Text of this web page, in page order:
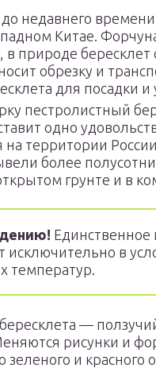
недавнего
Китае.
в природе
обрезку и
для посадки
пестролистный
одно
территории
более
грунте и в
исключительно в
температур.
—
рисунки и
и красного